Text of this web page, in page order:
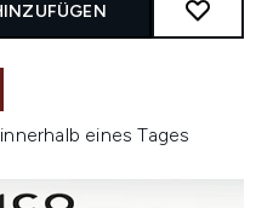
eines Tages